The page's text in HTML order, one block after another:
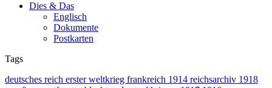
Dies & Das
Englisch
Dokumente
Postkarten
Tags
deutsches reich erster weltkrieg frankreich 1914 reichsarchiv 1918